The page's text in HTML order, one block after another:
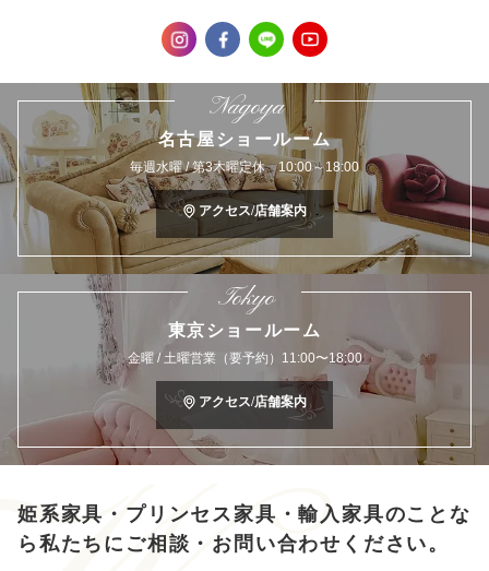
Nagoya
名古屋ショールーム
毎週水曜 / 第3木曜定休 10:00～18:00
アクセス/店舗案内
Tokyo
東京ショールーム
金曜 / 土曜営業（要予約）11:00〜18:00
アクセス/店舗案内
姫系家具・プリンセス家具・輸入家具のことな
ら 私たちにご相談・お問い合わせください。